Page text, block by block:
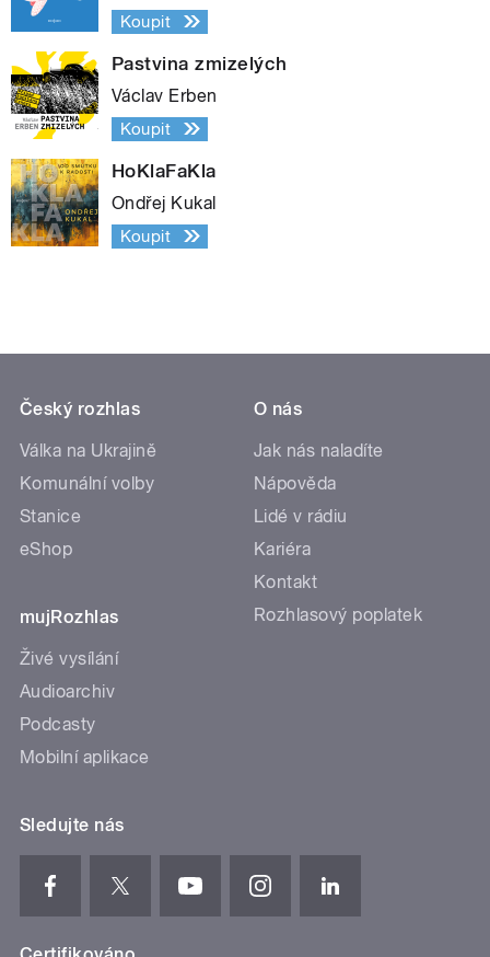
Koupit
Pastvina zmizelých
Václav Erben
Koupit
HoKlaFaKla
Ondřej Kukal
Koupit
Český rozhlas
Válka na Ukrajině
Komunální volby
Stanice
eShop
mujRozhlas
Živé vysílání
Audioarchiv
Podcasty
Mobilní aplikace
O nás
Jak nás naladíte
Nápověda
Lidé v rádiu
Kariéra
Kontakt
Rozhlasový poplatek
Sledujte nás